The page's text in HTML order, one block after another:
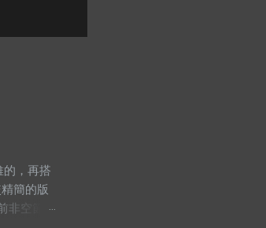
，再搭
簡的版
非空節點